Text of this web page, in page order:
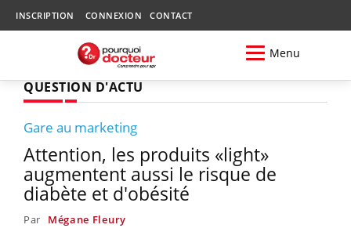
INSCRIPTION CONNEXION CONTACT
Menu
QUESTION D'ACTU
Gare au marketing
Attention, les produits «light»
augmentent aussi le risque de
diabète et d'obésité
Par Mégane Fleury